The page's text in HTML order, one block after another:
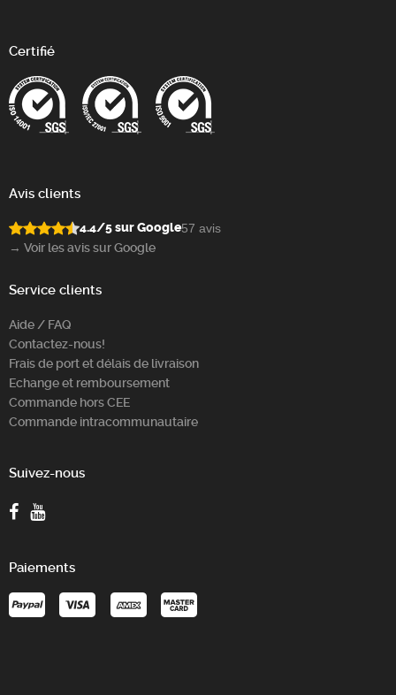
Certifié
Avis clients
4.4/5 sur Google57 avis
→ Voir les avis sur Google
Service clients
Aide / FAQ
Contactez-nous!
Frais de port et délais de livraison
Echange et remboursement
Commande hors CEE
Commande intracommunautaire
Suivez-nous
Paiements